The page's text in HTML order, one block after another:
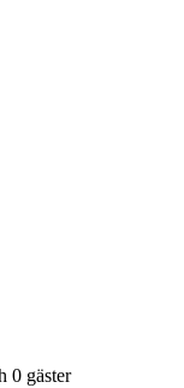
0 gäster